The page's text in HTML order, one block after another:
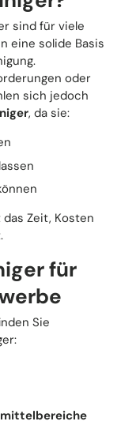
sind für viele
eine solide Basis
oder
sich jedoch
, da sie:
Zeit, Kosten
für
Sie